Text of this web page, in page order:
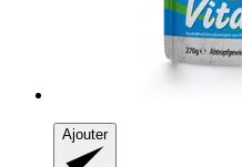
Ajouter